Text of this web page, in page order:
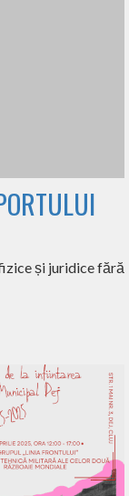
și juridice fără